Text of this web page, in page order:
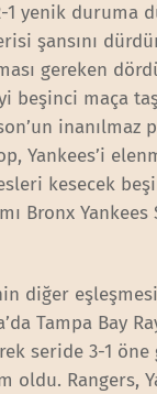
1 yenik duruma
şansını
gereken
beşinci maça
inanılmaz
Yankees’i
kesecek
Bronx
diğer
Tampa Bay
seride 3-1
oldu. Rangers,